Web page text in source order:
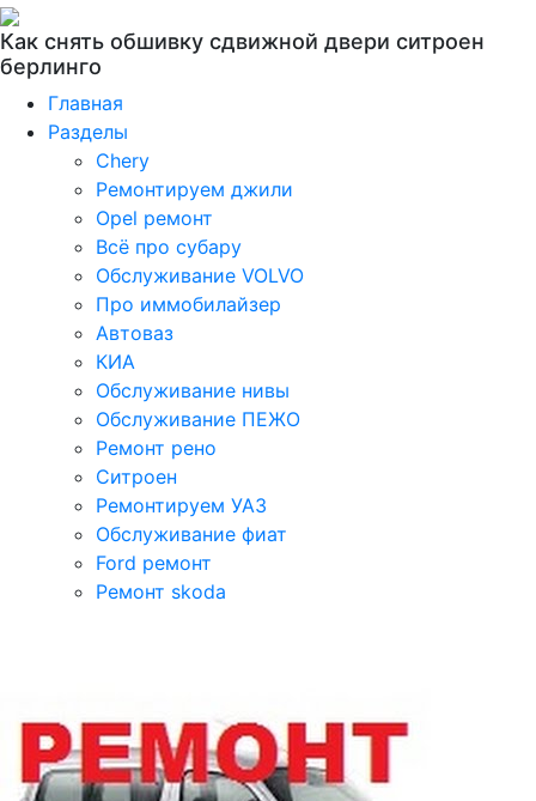
Как снять обшивку сдвижной двери ситроен
берлинго
Главная
Разделы
Chery
Ремонтируем джили
Opel ремонт
Всё про субару
Обслуживание VOLVO
Про иммобилайзер
Автоваз
КИА
Обслуживание нивы
Обслуживание ПЕЖО
Ремонт рено
Ситроен
Ремонтируем УАЗ
Обслуживание фиат
Ford ремонт
Ремонт skoda